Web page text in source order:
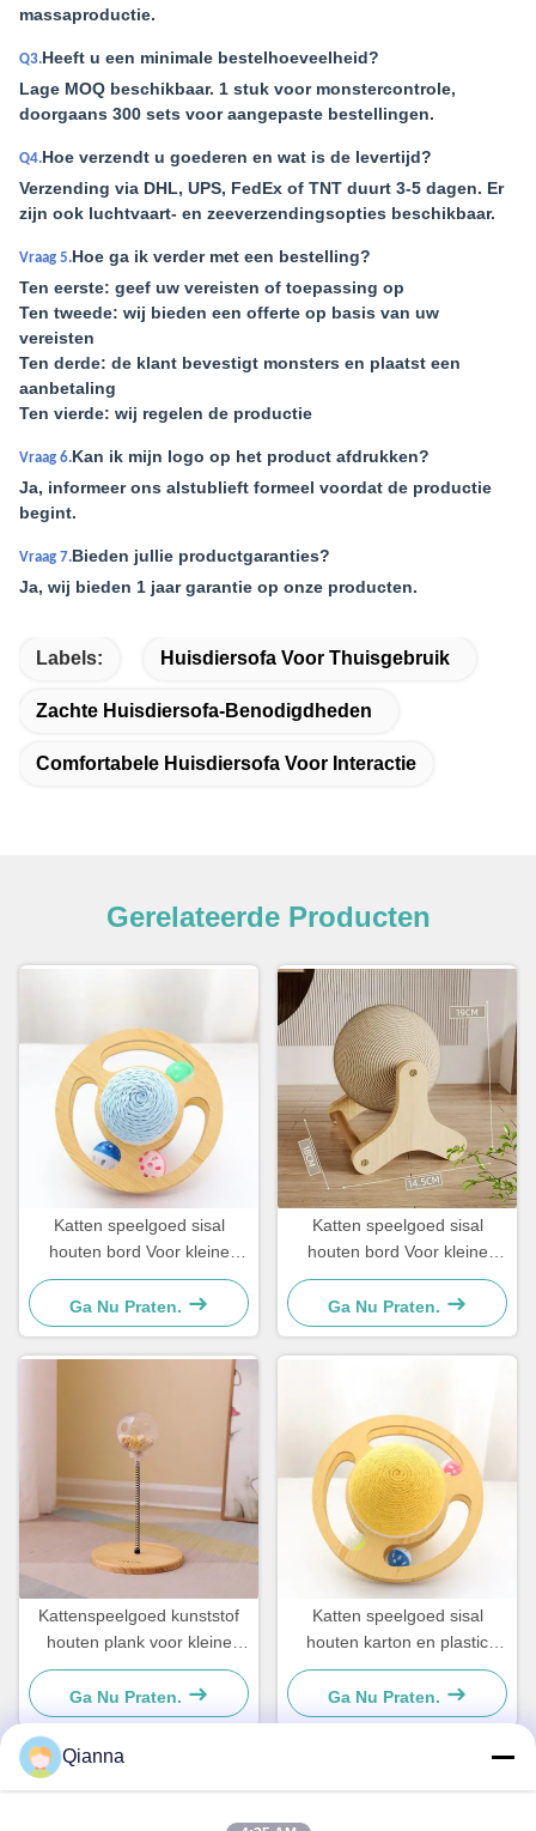
massaproductie.
Q3.Heeft u een minimale bestelhoeveelheid?
Lage MOQ beschikbaar. 1 stuk voor monstercontrole,
doorgaans 300 sets voor aangepaste bestellingen.
Q4.Hoe verzendt u goederen en wat is de levertijd?
Verzending via DHL, UPS, FedEx of TNT duurt 3-5 dagen. Er
zijn ook luchtvaart- en zeeverzendingsopties beschikbaar.
Vraag 5.Hoe ga ik verder met een bestelling?
Ten eerste: geef uw vereisten of toepassing op
Ten tweede: wij bieden een offerte op basis van uw
vereisten
Ten derde: de klant bevestigt monsters en plaatst een
aanbetaling
Ten vierde: wij regelen de productie
Vraag 6.Kan ik mijn logo op het product afdrukken?
Ja, informeer ons alstublieft formeel voordat de productie
begint.
Vraag 7.Bieden jullie productgaranties?
Ja, wij bieden 1 jaar garantie op onze producten.
Labels: Huisdiersofa Voor Thuisgebruik
Zachte Huisdiersofa-Benodigdheden
Comfortabele Huisdiersofa Voor Interactie
Gerelateerde Producten
Katten speelgoed sisal
houten bord Voor kleine
honden en katten Eenvoudig
en praktisch
Ga Nu Praten.
Katten speelgoed sisal
houten bord Voor kleine
honden en katten Eenvoudig
en praktisch
Ga Nu Praten.
Kattenspeelgoed kunststof
houten plank voor kleine
honden en katten Eenvoudig
en praktisch
Ga Nu Praten.
Katten speelgoed sisal
houten karton en plastic
Voor kleine honden en
katten Eenvoudig en
praktisch
Ga Nu Praten.
Qianna